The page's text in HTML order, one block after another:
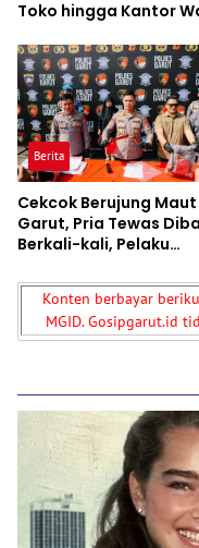
Toko hingga Kantor
Berita
Cekcok Berujung
Garut, Pria Tewas
Berkali-kali, Pelaku
Bersembunyi
Konten berbayar
MGID. Gosipgarut.id